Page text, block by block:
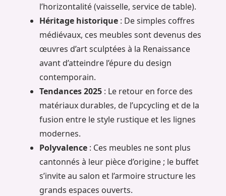
l’horizontalité (vaisselle, service de table).
Héritage historique : De simples coffres
médiévaux, ces meubles sont devenus des
œuvres d’art sculptées à la Renaissance
avant d’atteindre l’épure du design
contemporain.
Tendances 2025 : Le retour en force des
matériaux durables, de l’upcycling et de la
fusion entre le style rustique et les lignes
modernes.
Polyvalence : Ces meubles ne sont plus
cantonnés à leur pièce d’origine ; le buffet
s’invite au salon et l’armoire structure les
grands espaces ouverts.